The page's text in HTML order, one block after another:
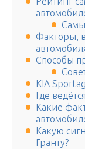
Факторы,
Способы
KIA
Где
Какие
Какую
Гранту?